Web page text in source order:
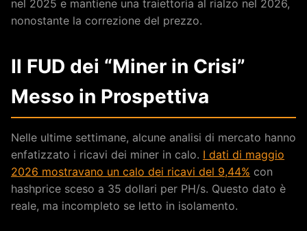
nel 2025 e mantiene una traiettoria al rialzo nel 2026,
nonostante la correzione del prezzo.
Il FUD dei “Miner in Crisi”
Messo in Prospettiva
Nelle ultime settimane, alcune analisi di mercato hanno
enfatizzato i ricavi dei miner in calo. I dati di maggio
2026 mostravano un calo dei ricavi del 9,44% con
hashprice sceso a 35 dollari per PH/s. Questo dato è
reale, ma incompleto se letto in isolamento.